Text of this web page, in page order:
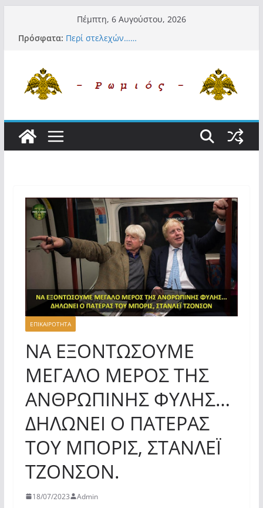
περιεχόμενο
Πέμπτη, 6 Αυγούστου, 2026
Πρόσφατα: Περί στελεχών……
Βόμβα: Με στήριξη Musk το νέο κόμμα
Κασιδιάρη – Οι ένοικοι του Μαξίμου σε
Ελλάδα
Σύρος: Βρετανίδα τουρίστρια έμεινε σε κώμα
42 ημέρες μετά από τσίμπημα τσιμπουριού!
ΕΠΙΚΑΙΡΟΤΗΤΑ
ΝΑ ΕΞΟΝΤΩΣΟΥΜΕ
ΜΕΓΑΛΟ ΜΕΡΟΣ ΤΗΣ
ΑΝΘΡΩΠΙΝΗΣ ΦΥΛΗΣ…
ΔΗΛΩΝΕΙ Ο ΠΑΤΕΡΑΣ
ΤΟΥ ΜΠΟΡΙΣ, ΣΤΑΝΛΕΪ
ΤΖΟΝΣΟΝ.
18/07/2023 Admin